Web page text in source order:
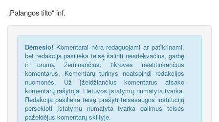
„Palangos tilto“ inf.
Dėmesio! Komentarai nėra redaguojami ar patikrinami,
bet redakcija pasilieka teisę šalinti neadekvačius, garbę
ir orumą žeminančius, tikrovės neatitinkančius
komentarus. Komentarų turinys neatspindi redakcijos
nuomonės. Už įžeidžiančius komentarus atsako
komentarų rašytojai Lietuvos įstatymų numatyta tvarka.
Redakcija pasilieka teisę prašyti teisėsaugos institucijų
persekioti įstatymų numatyta tvarka galimus teisės
pažeidėjus komentarų skiltyje.